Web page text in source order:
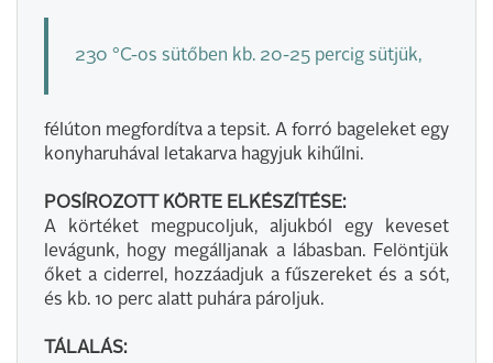
230 °C-os sütőben kb. 20-25 percig sütjük,
félúton megfordítva a tepsit. A forró bageleket egy
konyharuhával letakarva hagyjuk kihűlni.
POSÍROZOTT KÖRTE ELKÉSZÍTÉSE:
A körtéket megpucoljuk, aljukból egy keveset
levágunk, hogy megálljanak a lábasban. Felöntjük
őket a ciderrel, hozzáadjuk a fűszereket és a sót,
és kb. 10 perc alatt puhára pároljuk.
TÁLALÁS: